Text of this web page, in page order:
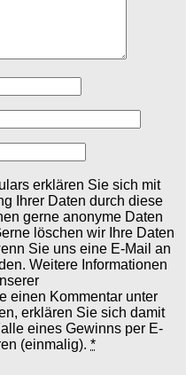
erklären Sie sich mit
Ihrer Daten durch diese
gerne anonyme Daten
löschen wir Ihre Daten
Sie uns eine E-Mail an
Weitere Informationen
einen Kommentar unter
erklären Sie sich damit
eines Gewinns per E-
(einmalig). *